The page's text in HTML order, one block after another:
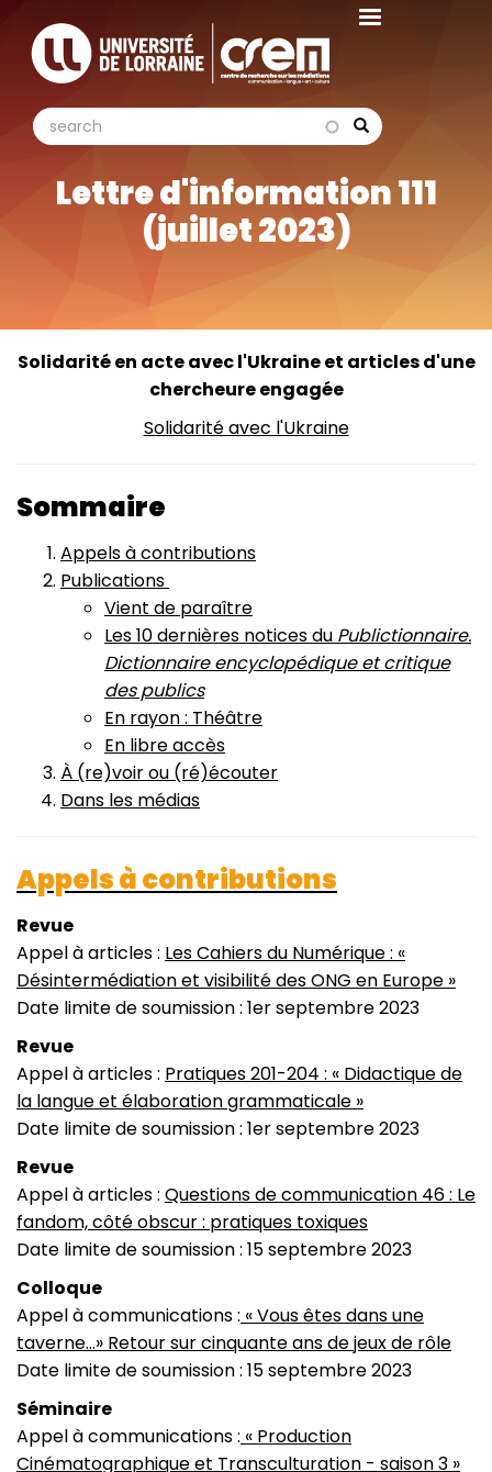
contenu
Search
search search
Lettre d'information 111
(juillet 2023)
Solidarité en acte avec l'Ukraine et articles d'une
chercheure engagée
Solidarité avec l'Ukraine
Sommaire
Appels à contributions
Publications
Vient de paraître
Les 10 dernières notices du Publictionnaire.
Dictionnaire encyclopédique et critique
des publics
En rayon : Théâtre
En libre accès
À (re)voir ou (ré)écouter
Dans les médias
Appels à contributions
Revue
Appel à articles : Les Cahiers du Numérique : «
Désintermédiation et visibilité des ONG en Europe »
Date limite de soumission : 1er septembre 2023
Revue
Appel à articles : Pratiques 201-204 : « Didactique de
la langue et élaboration grammaticale »
Date limite de soumission : 1er septembre 2023
Revue
Appel à articles : Questions de communication 46 : Le
fandom, côté obscur : pratiques toxiques
Date limite de soumission : 15 septembre 2023
Colloque
Appel à communications : « Vous êtes dans une
taverne...» Retour sur cinquante ans de jeux de rôle
Date limite de soumission : 15 septembre 2023
Séminaire
Appel à communications : « Production
Cinématographique et Transculturation - saison 3 »